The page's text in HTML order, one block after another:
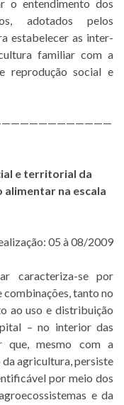
o entendimento dos
adotados pelos
estabelecer as inter-
familiar com a
reprodução social e
e territorial da
na escala
05 à 08/2009
caracteriza-se por
tanto no
ao uso e distribuição
– no interior das
que, mesmo com a
agricultura, persiste
por meio dos
e da